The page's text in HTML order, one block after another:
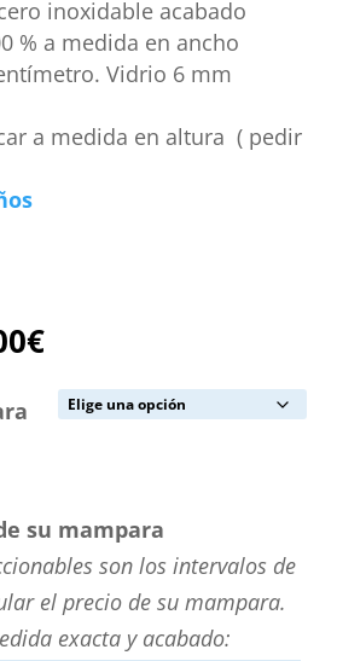
inoxidable acabado
% a medida en ancho
Vidrio 6 mm
a medida en altura ( pedir
€
su mampara
son los intervalos de
el precio de su mampara.
exacta y acabado: